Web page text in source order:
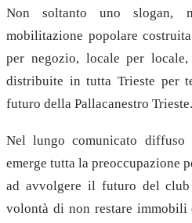
Non soltanto uno slogan,
mobilitazione popolare
per negozio, locale per
distribuite in tutta Trieste per
futuro della Pallacanestro Trieste.
Nel lungo comunicato diffuso
emerge tutta la preoccupazione
ad avvolgere il futuro del club
volontà di non restare